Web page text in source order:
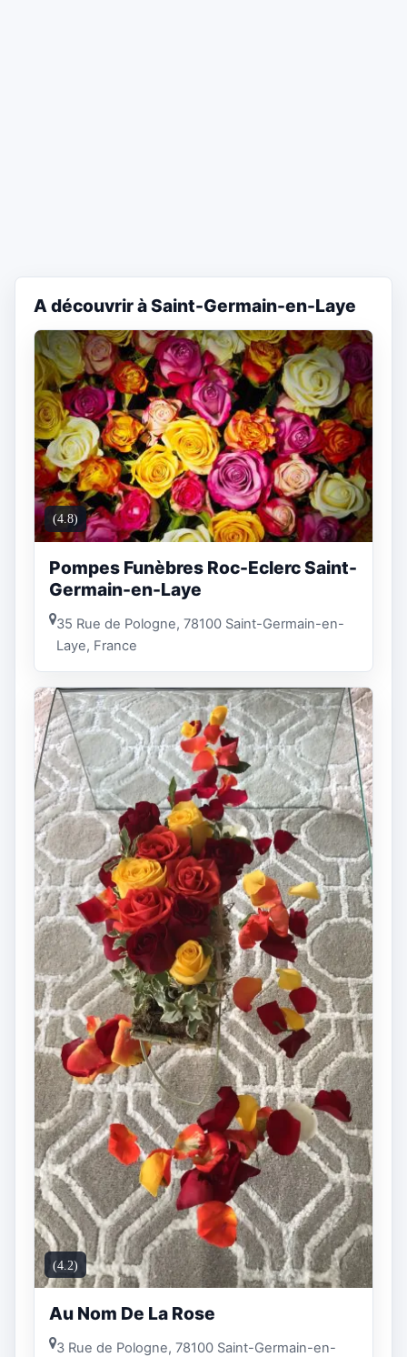
A découvrir à Saint-Germain-en-Laye
(4.8)
Pompes Funèbres Roc-Eclerc Saint-
Germain-en-Laye
35 Rue de Pologne, 78100 Saint-Germain-en-
Laye, France
(4.2)
Au Nom De La Rose
3 Rue de Pologne, 78100 Saint-Germain-en-